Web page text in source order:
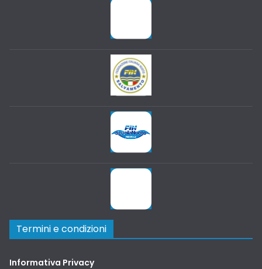
Termini e condizioni
Informativa Privacy